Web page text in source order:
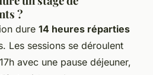
?
dure 14 heures réparties
Les sessions se déroulent
avec une pause déjeuner,